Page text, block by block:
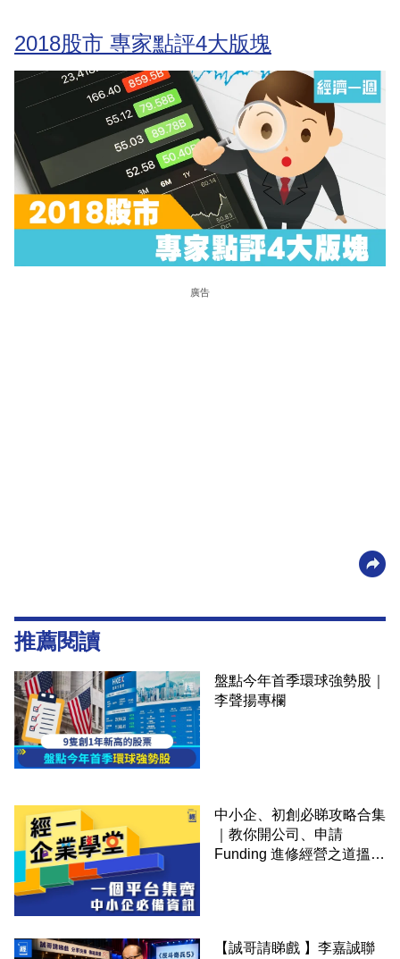
2018股市 專家點評4大版塊
廣告
推薦閱讀
盤點今年首季環球強勢股｜
李聲揚專欄
中小企、初創必睇攻略合集
｜教你開公司、申請
Funding 進修經營之道搵大
【誠哥請睇戲 】李嘉誠聯